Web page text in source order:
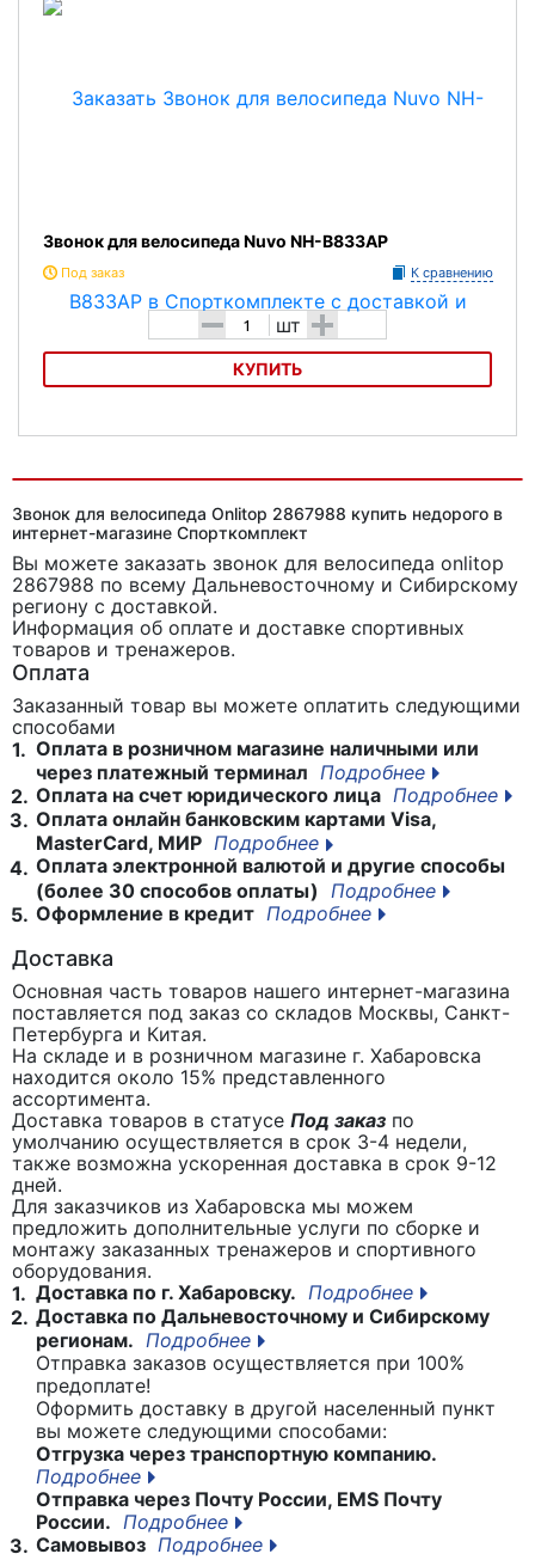
Звонок для велосипеда Nuvo NH-B833AP
Под заказ К сравнению
- шт +
КУПИТЬ
Звонок для велосипеда Onlitop 2867988 купить недорого в
интернет-магазине Спорткомплект
Вы можете заказать звонок для велосипеда onlitop
2867988 по всему Дальневосточному и Сибирскому
региону с доставкой.
Информация об оплате и доставке спортивных
товаров и тренажеров.
Оплата
Заказанный товар вы можете оплатить следующими
способами
1. Оплата в розничном магазине наличными или
через платежный терминал Подробнее
2. Оплата на счет юридического лица Подробнее
3. Оплата онлайн банковским картами Visa,
MasterCard, МИР Подробнее
4. Оплата электронной валютой и другие способы
(более 30 способов оплаты)
Подробнее
5. Оформление в кредит Подробнее
Доставка
Основная часть товаров нашего интернет-магазина
поставляется под заказ со складов Москвы, Санкт-
Петербурга и Китая.
На складе и в розничном магазине г. Хабаровска
находится около 15% представленного
ассортимента.
Доставка товаров в статусе Под заказ по
умолчанию осуществляется в срок 3-4 недели,
также возможна ускоренная доставка в срок 9-12
дней.
Для заказчиков из Хабаровска мы можем
предложить дополнительные услуги по сборке и
монтажу заказанных тренажеров и спортивного
оборудования.
1. Доставка по г. Хабаровску. Подробнее
2. Доставка по Дальневосточному и Сибирскому
регионам. Подробнее
Отправка заказов осуществляется при 100%
предоплате!
Оформить доставку в другой населенный пункт
вы можете следующими способами:
Отгрузка через транспортную компанию.
Подробнее
Отправка через Почту России, EMS Почту
России. Подробнее
3. Самовывоз Подробнее